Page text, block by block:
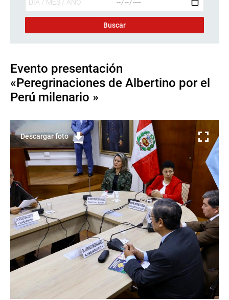
Evento presentación
«Peregrinaciones de Albertino por el
Perú milenario »
Descargar foto